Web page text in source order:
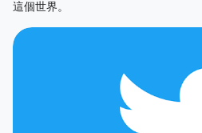
這個世界。